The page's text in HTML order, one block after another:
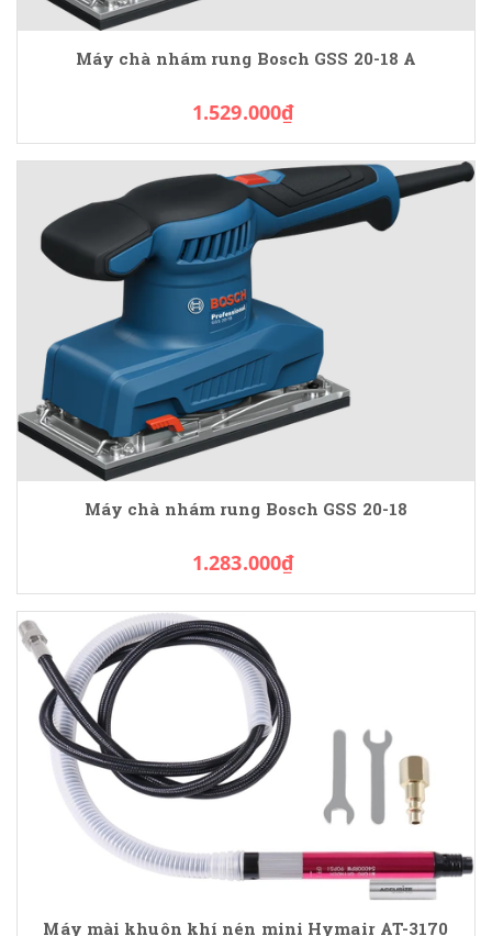
Máy chà nhám rung Bosch GSS 20-18 A
1.529.000₫
Máy chà nhám rung Bosch GSS 20-18
1.283.000₫
Máy mài khuôn khí nén mini Hymair AT-3170